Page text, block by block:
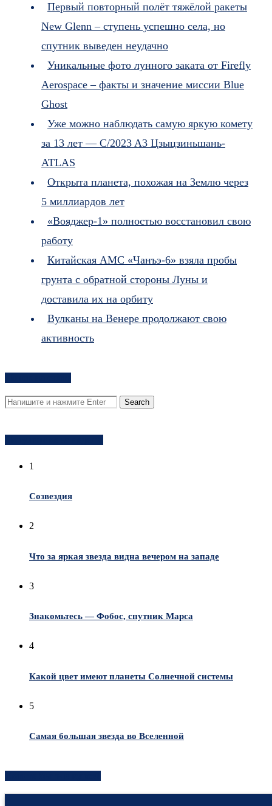
Первый повторный полёт тяжёлой ракеты
New Glenn – ступень успешно села, но
спутник выведен неудачно
Уникальные фото лунного заката от Firefly
Aerospace – факты и значение миссии Blue
Ghost
Уже можно наблюдать самую яркую комету
за 13 лет — C/2023 A3 Цзыцзиньшань-
ATLAS
Открыта планета, похожая на Землю через
5 миллиардов лет
«Вояджер-1» полностью восстановил свою
работу
Китайская АМС «Чанъэ-6» взяла пробы
грунта с обратной стороны Луны и
доставила их на орбиту
Вулканы на Венере продолжают свою
активность
1
Созвездия
2
Что за яркая звезда видна вечером на западе
3
Знакомьтесь — Фобос, спутник Марса
4
Какой цвет имеют планеты Солнечной системы
5
Самая большая звезда во Вселенной